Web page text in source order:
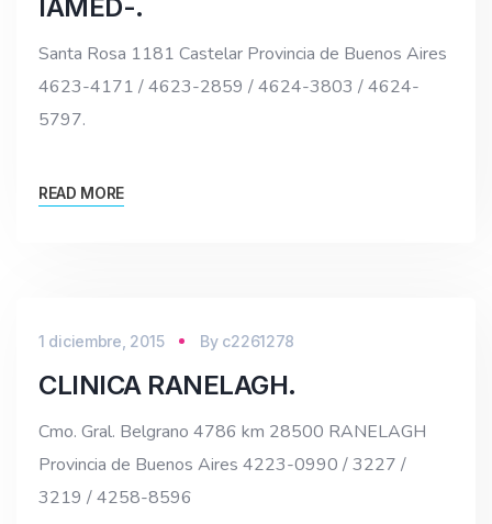
IAMED-.
Santa Rosa 1181 Castelar Provincia de Buenos Aires
4623-4171 / 4623-2859 / 4624-3803 / 4624-
5797.
READ MORE
1 diciembre, 2015 By c2261278
CLINICA RANELAGH.
Cmo. Gral. Belgrano 4786 km 28500 RANELAGH
Provincia de Buenos Aires 4223-0990 / 3227 /
3219 / 4258-8596